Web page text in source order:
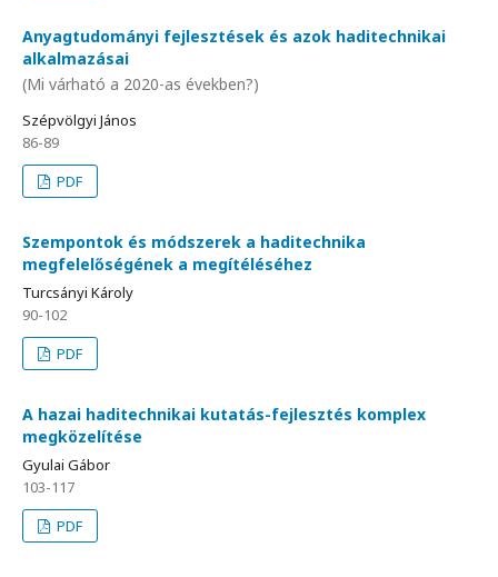
Anyagtudományi fejlesztések és azok haditechnikai
alkalmazásai
(Mi várható a 2020-as években?)
Szépvölgyi János
86-89
PDF
Szempontok és módszerek a haditechnika
megfelelőségének a megítéléséhez
Turcsányi Károly
90-102
PDF
A hazai haditechnikai kutatás-fejlesztés komplex
megközelítése
Gyulai Gábor
103-117
PDF